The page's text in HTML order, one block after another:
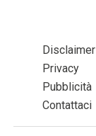
Disclaimer
Privacy
Pubblicità
Contattaci